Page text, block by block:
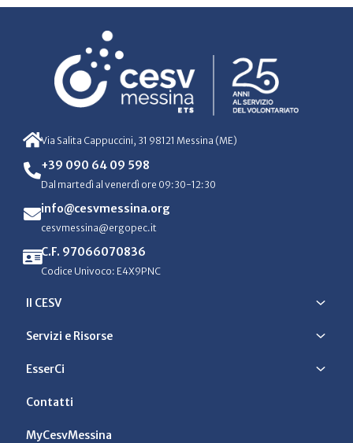
Via Salita Cappuccini, 31 98121 Messina (ME)
+39 090 64 09 598
Dal martedì al venerdì ore 09:30-12:30
info@cesvmessina.org
cesvmessina@ergopec.it
C.F. 97066070836
Codice Univoco: E4X9PNC
Il CESV
Servizi e Risorse
EsserCi
Contatti
MyCesvMessina